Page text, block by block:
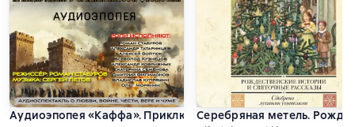
Аудиоэпопея «Каффа». Приключения в средневековой
Серебряная метель.